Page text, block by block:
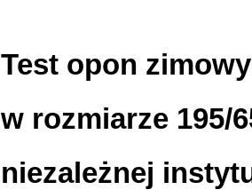
Test opon
w rozmiarze 195/
niezależnej